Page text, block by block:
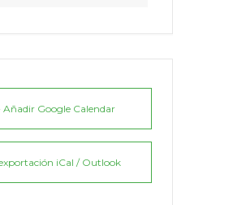
Añadir Google Calendar
iCal / Outlook